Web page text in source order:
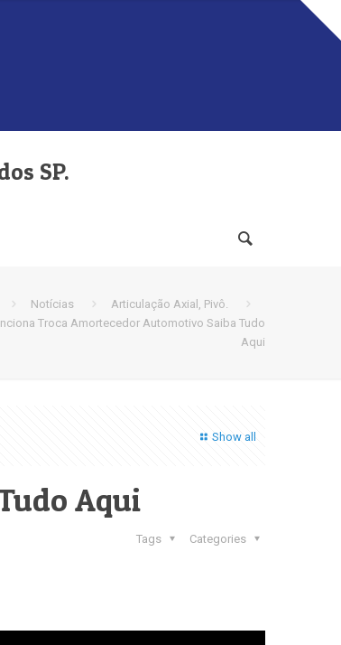
SP.
Notícias
Articulação Axial, Pivô.
Troca Amortecedor Automotivo Saiba Tudo
Aqui
Show all
Aqui
Categories
Tags